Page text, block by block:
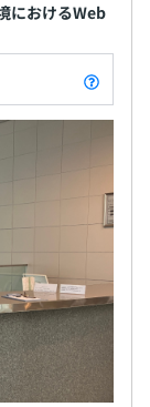
におけるWeb